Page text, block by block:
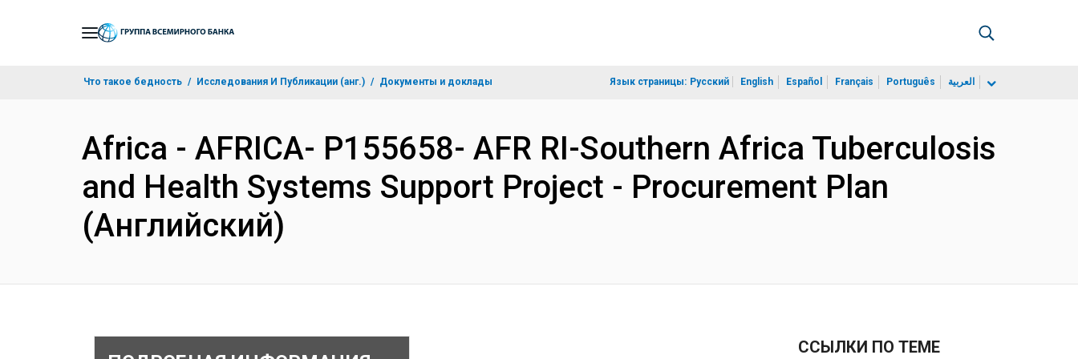
Что такое бедность Исследования И Публикации (анг.) Документы и доклады Язык страницы: Русский English Español Français Português العربية
Africa - AFRICA- P155658- AFR RI-Southern Africa Tuberculosis
and Health Systems Support Project - Procurement Plan
(Английский)
ССЫЛКИ ПО ТЕМЕ